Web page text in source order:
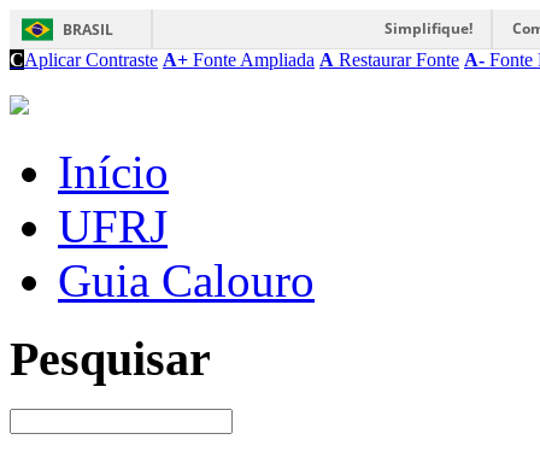
BRASIL Simplifique!
CAplicar Contraste A+ Fonte Ampliada A Restaurar Fonte A- Fonte
Início
UFRJ
Guia Calouro
Pesquisar